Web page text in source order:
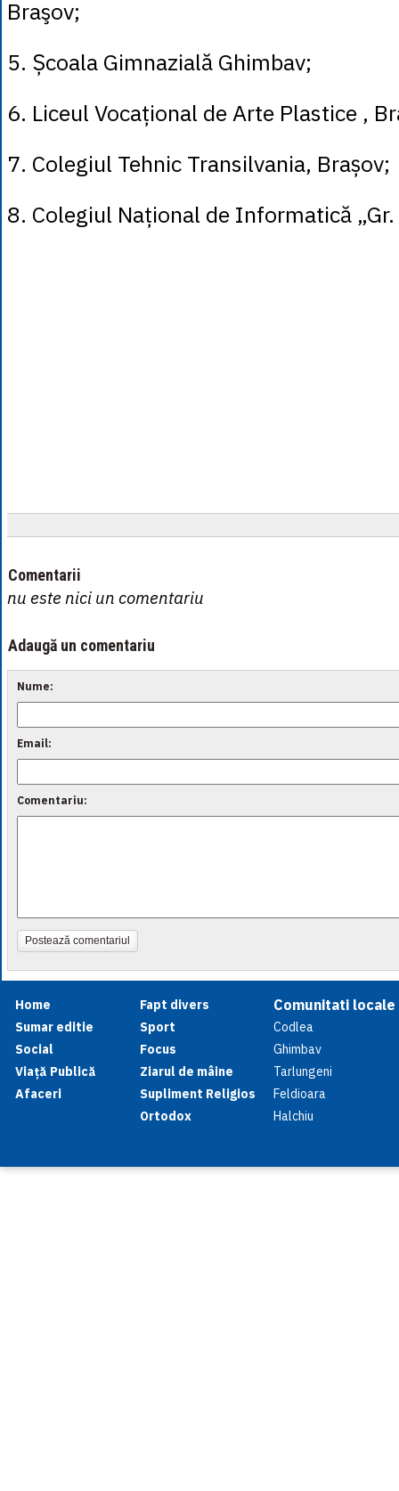
Braşov;
5. Școala Gimnazială Ghimbav;
6. Liceul Vocațional de Arte Plastice ,
7. Colegiul Tehnic Transilvania, Brașov;
8. Colegiul Național de Informatică
Comentarii
nu este nici un comentariu
Adaugă un comentariu
Nume:
Email:
Comentariu:
Postează comentariul
Home
Sumar editie
Social
Viață Publică
Afaceri
Fapt divers
Sport
Focus
Ziarul de mâine
Supliment Religios
Ortodox
Comunitati locale
Codlea
Ghimbav
Tarlungeni
Feldioara
Halchiu